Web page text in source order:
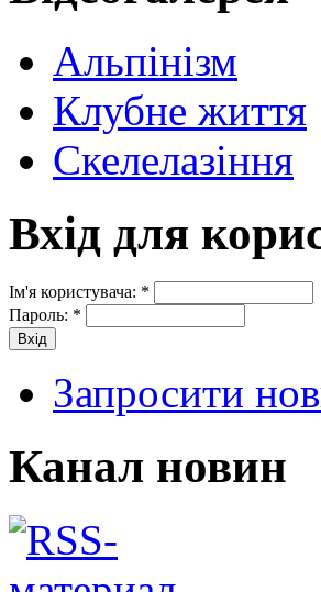
Альпінізм
Клубне життя
Скелелазіння
Вхід для
Ім'я користувача: *
Пароль: *
Запросити
Канал новин